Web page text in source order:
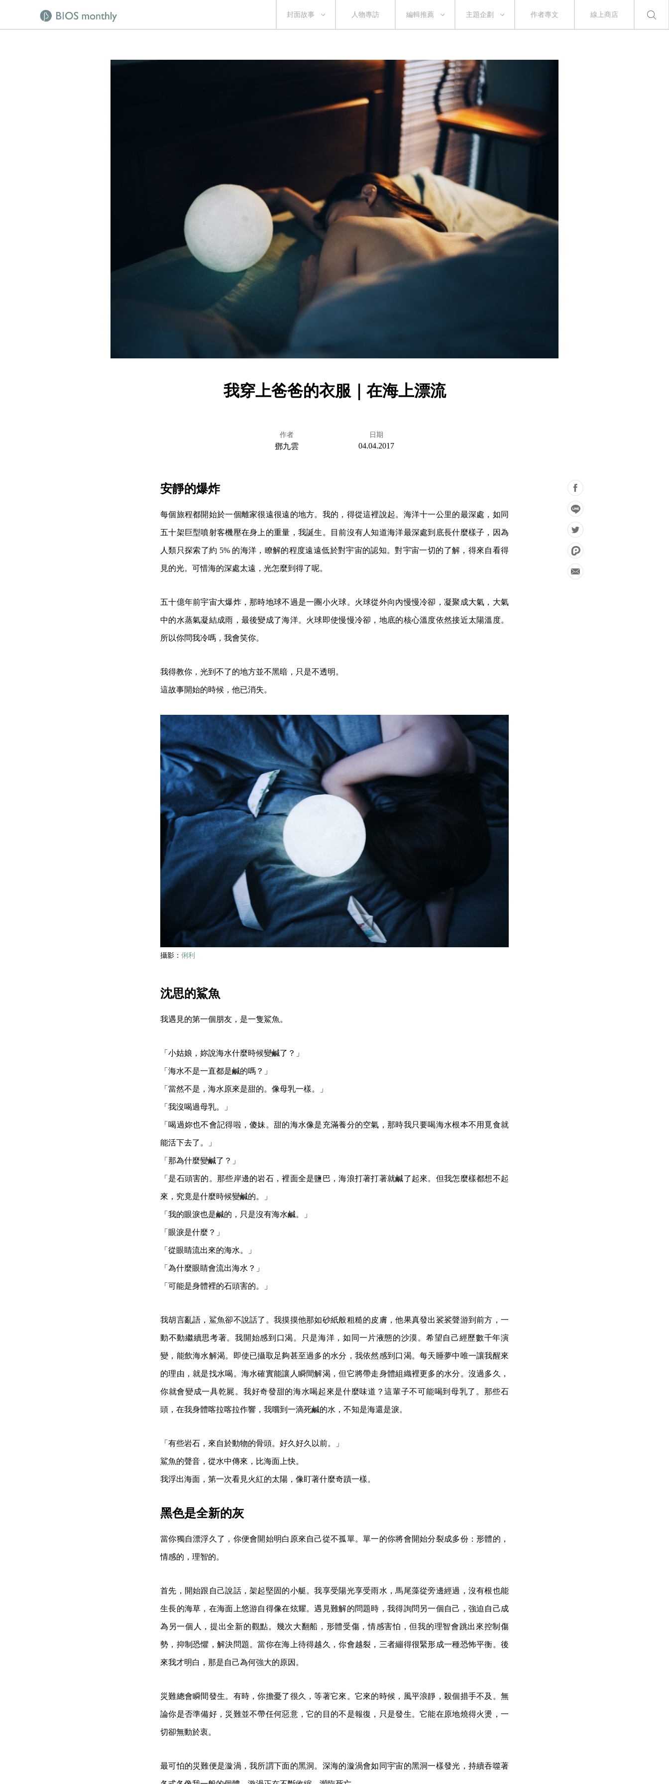
封面故事 人物專訪 編輯推薦 主題企劃 作者專文 線上商店
我穿上爸爸的衣服｜在海上漂流
作者
鄧九雲
日期
04.04.2017
安靜的爆炸
每個旅程都開始於一個離家很遠很遠的地方。我的，得從這裡說起。海洋十一公里的最深處，如同
五十架巨型噴射客機壓在身上的重量，我誕生。目前沒有人知道海洋最深處到底長什麼樣子，因為
人類只探索了約 5% 的海洋，瞭解的程度遠遠低於對宇宙的認知。對宇宙一切的了解，得來自看得
見的光。可惜海的深處太遠，光怎麼到得了呢。
五十億年前宇宙大爆炸，那時地球不過是一團小火球。火球從外向內慢慢冷卻，凝聚成大氣，大氣
中的水蒸氣凝結成雨，最後變成了海洋。火球即使慢慢冷卻，地底的核心溫度依然接近太陽溫度。
所以你問我冷嗎，我會笑你。
我得教你，光到不了的地方並不黑暗，只是不透明。
這故事開始的時候，他已消失。
攝影： 俐利
沈思的鯊魚
我遇見的第一個朋友，是一隻鯊魚。
「小姑娘，妳說海水什麼時候變鹹了？」
「海水不是一直都是鹹的嗎？」
「當然不是，海水原來是甜的。像母乳一樣。」
「我沒喝過母乳。」
「喝過妳也不會記得啦，傻妹。甜的海水像是充滿養分的空氣，那時我只要喝海水根本不用覓食就
能活下去了。」
「那為什麼變鹹了？」
「是石頭害的。那些岸邊的岩石，裡面全是鹽巴，海浪打著打著就鹹了起來。但我怎麼樣都想不起
來，究竟是什麼時候變鹹的。」
「我的眼淚也是鹹的，只是沒有海水鹹。」
「眼淚是什麼？」
「從眼睛流出來的海水。」
「為什麼眼睛會流出海水？」
「可能是身體裡的石頭害的。」
我胡言亂語，鯊魚卻不說話了。我摸摸他那如砂紙般粗糙的皮膚，他果真發出裟裟聲游到前方，一
動不動繼續思考著。我開始感到口渴。只是海洋，如同一片液態的沙漠。希望自己經歷數千年演
變，能飲海水解渴。即使已攝取足夠甚至過多的水分，我依然感到口渴。每天睡夢中唯一讓我醒來
的理由，就是找水喝。海水確實能讓人瞬間解渴，但它將帶走身體組織裡更多的水分。沒過多久，
你就會變成一具乾屍。我好奇發甜的海水喝起來是什麼味道？這輩子不可能喝到母乳了。那些石
頭，在我身體喀拉喀拉作響，我嚐到一滴死鹹的水，不知是海還是淚。
「有些岩石，來自於動物的骨頭。好久好久以前。」
鯊魚的聲音，從水中傳來，比海面上快。
我浮出海面，第一次看見火紅的太陽，像盯著什麼奇蹟一樣。
黑色是全新的灰
當你獨自漂浮久了，你便會開始明白原來自己從不孤單。單一的你將會開始分裂成多份：形體的，
情感的，理智的。
首先，開始跟自己說話，架起堅固的小艇。我享受陽光享受雨水，馬尾藻從旁邊經過，沒有根也能
生長的海草，在海面上悠游自得像在炫耀。遇見難解的問題時，我得詢問另一個自己，強迫自己成
為另一個人，提出全新的觀點。幾次大翻船，形體受傷，情感害怕，但我的理智會跳出來控制傷
勢，抑制恐懼，解決問題。當你在海上待得越久，你會越裂，三者繃得很緊形成一種恐怖平衡。後
來我才明白，那是自己為何強大的原因。
災難總會瞬間發生。有時，你擔憂了很久，等著它來。它來的時候，風平浪靜，殺個措手不及。無
論你是否準備好，災難並不帶任何惡意，它的目的不是報復，只是發生。它能在原地燒得火燙，一
切卻無動於衷。
最可怕的災難便是漩渦，我所謂下面的黑洞。深海的漩渦會如同宇宙的黑洞一樣發光，持續吞噬著